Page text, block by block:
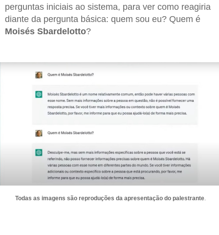
perguntas iniciais ao sistema, para ver como reagiria
diante da pergunta básica: quem sou eu? Quem é
Moisés Sbardelotto?
Todas as imagens são reproduções da apresentação do palestrante.